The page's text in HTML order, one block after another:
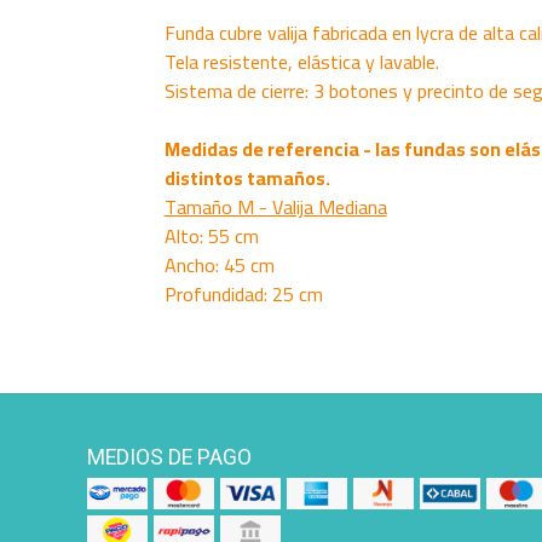
Funda cubre valija fabricada en lycra de alta
Tela resistente, elástica y lavable.
Sistema de cierre: 3 botones y precinto de
Medidas de referencia - las fundas son
distintos tamaños.
Tamaño M - Valija Mediana
Alto: 55 cm
Ancho: 45 cm
Profundidad: 25 cm
MEDIOS DE PAGO